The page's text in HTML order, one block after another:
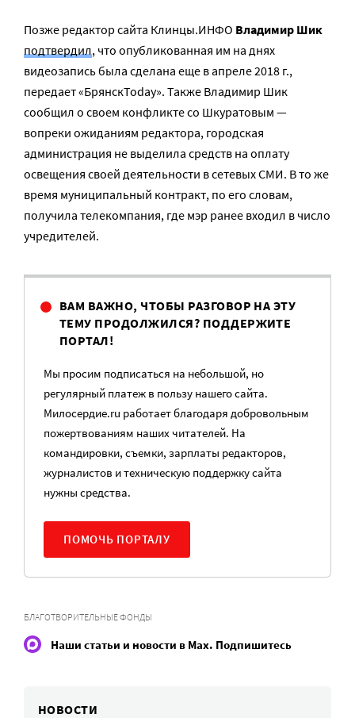
Позже редактор сайта Клинцы.ИНФО Владимир Шик
подтвердил, что опубликованная им на днях
видеозапись была сделана еще в апреле 2018 г.,
передает «БрянскToday». Также Владимир Шик
сообщил о своем конфликте со Шкуратовым —
вопреки ожиданиям редактора, городская
администрация не выделила средств на оплату
освещения своей деятельности в сетевых СМИ. В то же
время муниципальный контракт, по его словам,
получила телекомпания, где мэр ранее входил в число
учредителей.
ВАМ ВАЖНО, ЧТОБЫ РАЗГОВОР НА ЭТУ
ТЕМУ ПРОДОЛЖИЛСЯ? ПОДДЕРЖИТЕ
ПОРТАЛ!
Мы просим подписаться на небольшой, но
регулярный платеж в пользу нашего сайта.
Милосердие.ru работает благодаря добровольным
пожертвованиям наших читателей. На
командировки, съемки, зарплаты редакторов,
журналистов и техническую поддержку сайта
нужны средства.
ПОМОЧЬ ПОРТАЛУ
БЛАГОТВОРИТЕЛЬНЫЕ ФОНДЫ
Наши статьи и новости в Max. Подпишитесь
НОВОСТИ